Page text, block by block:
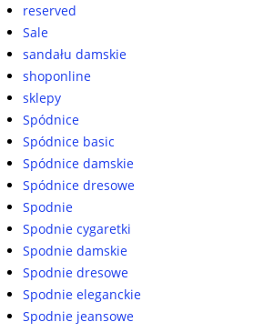
reserved
Sale
sandału damskie
shoponline
sklepy
Spódnice
Spódnice basic
Spódnice damskie
Spódnice dresowe
Spodnie
Spodnie cygaretki
Spodnie damskie
Spodnie dresowe
Spodnie eleganckie
Spodnie jeansowe